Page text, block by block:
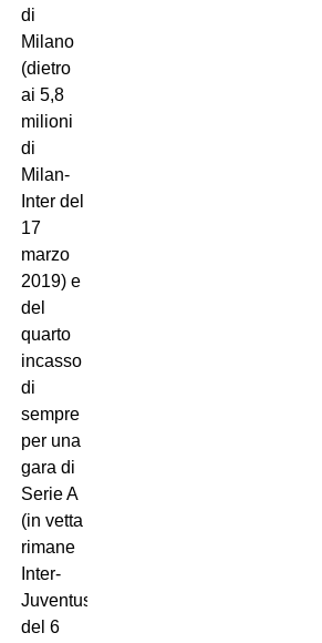
di
Milano
(dietro
ai 5,8
milioni
di
Milan-
Inter del
17
marzo
2019) e
del
quarto
incasso
di
sempre
per una
gara di
Serie A
(in vetta
rimane
Inter-
Juventus
del 6